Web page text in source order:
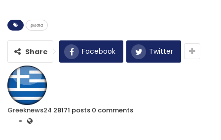
ρωσια
Share Facebook Twitter
Greeknews24 28171 posts 0 comments